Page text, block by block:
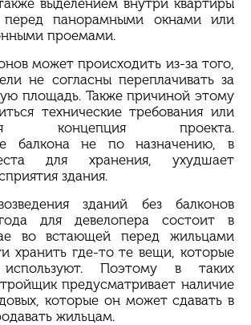
панорамными окнами или
проемами.
может происходить из-за того,
не согласны переплачивать за
площадь. Также причиной этому
технические требования или
концепция проекта.
балкона не по назначению, в
для хранения, ухудшает
здания.
зданий без балконов
для девелопера состоит в
во встающей перед жильцами
хранить где-то те вещи, которые
Поэтому в таких
предусматривает наличие
которые он может сдавать в
жильцам.